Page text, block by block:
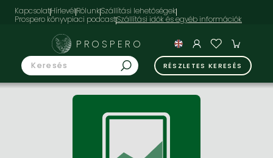
KapcsolatHírlevélRólunkSzállítási lehetőségek
Prospero könyvpiaci podcast
PROSPERO
RÉSZLETES KERESÉS